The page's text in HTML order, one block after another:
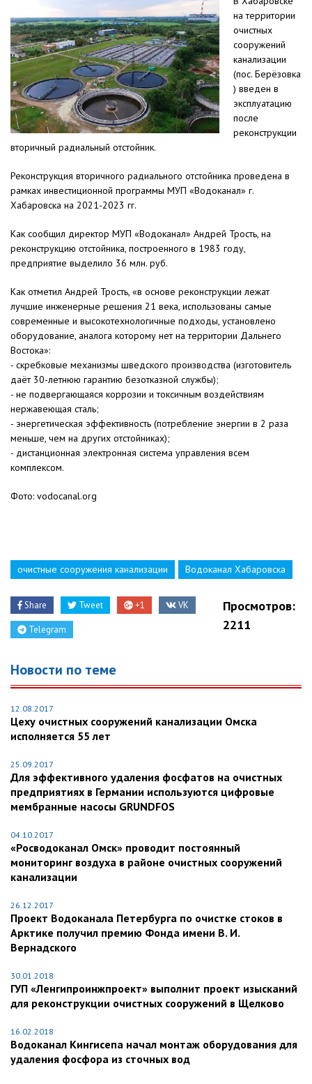
на территории
очистных
сооружений
канализации
(пос. Берёзовка
) введен в
эксплуатацию
после
реконструкции
вторичный радиальный отстойник.
Реконструкция вторичного радиального отстойника проведена в
рамках инвестиционной программы МУП «Водоканал» г.
Хабаровска на 2021-2023 гг.
Как сообщил директор МУП «Водоканал» Андрей Трость, на
реконструкцию отстойника, построенного в 1983 году,
предприятие выделило 36 млн. руб.
Как отметил Андрей Трость, «в основе реконструкции лежат
лучшие инженерные решения 21 века, использованы самые
современные и высокотехнологичные подходы, установлено
оборудование, аналога которому нет на территории Дальнего
Востока»:
- скребковые механизмы шведского производства (изготовитель
даёт 30-летнюю гарантию безотказной службы);
- не подвергающаяся коррозии и токсичным воздействиям
нержавеющая сталь;
- энергетическая эффективность (потребление энергии в 2 раза
меньше, чем на других отстойниках);
- дистанционная электронная система управления всем
комплексом.
Фото: vodocanal.org
очистные сооружения канализации Водоканал Хабаровска
Share Tweet +1 VK
Telegram
Просмотров:
2211
Новости по теме
12.08.2017
Цеху очистных сооружений канализации Омска
исполняется 55 лет
25.09.2017
Для эффективного удаления фосфатов на очистных
предприятиях в Германии используются цифровые
мембранные насосы GRUNDFOS
04.10.2017
«Росводоканал Омск» проводит постоянный
мониторинг воздуха в районе очистных сооружений
канализации
26.12.2017
Проект Водоканала Петербурга по очистке стоков в
Арктике получил премию Фонда имени В. И.
Вернадского
30.01.2018
ГУП «Ленгипроинжпроект» выполнит проект изысканий
для реконструкции очистных сооружений в Щелково
16.02.2018
Водоканал Кингисепа начал монтаж оборудования для
удаления фосфора из сточных вод